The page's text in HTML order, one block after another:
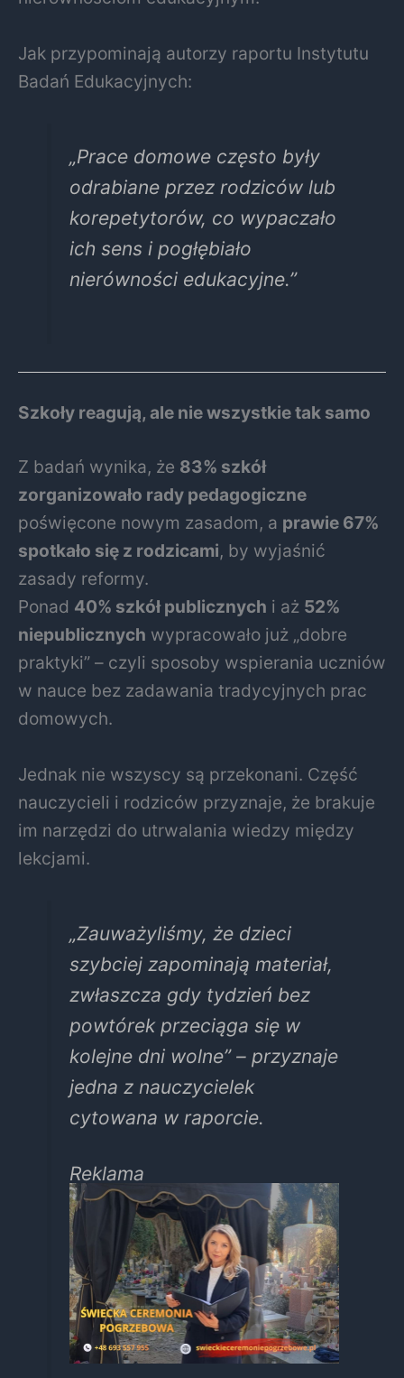
Jak przypominają autorzy raportu Instytutu
Badań Edukacyjnych:
„Prace domowe często były
odrabiane przez rodziców lub
korepetytorów, co wypaczało
ich sens i pogłębiało
nierówności edukacyjne.”
Szkoły reagują, ale nie wszystkie tak samo
Z badań wynika, że 83% szkół
zorganizowało rady pedagogiczne
poświęcone nowym zasadom, a prawie 67%
spotkało się z rodzicami, by wyjaśnić
zasady reformy.
Ponad 40% szkół publicznych i aż 52%
niepublicznych wypracowało już „dobre
praktyki” – czyli sposoby wspierania uczniów
w nauce bez zadawania tradycyjnych prac
domowych.
Jednak nie wszyscy są przekonani. Część
nauczycieli i rodziców przyznaje, że brakuje
im narzędzi do utrwalania wiedzy między
lekcjami.
„Zauważyliśmy, że dzieci
szybciej zapominają materiał,
zwłaszcza gdy tydzień bez
powtórek przeciąga się w
kolejne dni wolne” – przyznaje
jedna z nauczycielek
cytowana w raporcie.
Reklama